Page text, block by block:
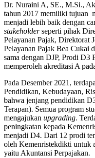
Dr. Nuraini A, SE., M.Si.,
tahun 2017 memiliki tujuan
menjadi lebih baik dengan
stakeholderseperti pihak
Pelayanan Pajak, Direktorat
Pelayanan Pajak Bea Cukai
sama dengan DJP, Prodi D3
memperoleh akreditasi A
Pada Desember 2021,
Pendidikan, Kebudayaan,
bahwa jenjang pendidikan
Terapan). Semua program
mengajukan upgrading.
peningkatan kepada
menjadi D4. Dari 12 prodi
oleh Kemenristekdikti untuk
yaitu Akuntansi Perpajakan.